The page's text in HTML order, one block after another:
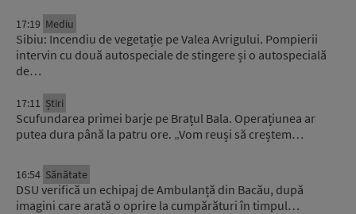
17:19 Mediu
Sibiu: Incendiu de vegetație pe Valea Avrigului. Pompierii
intervin cu două autospeciale de stingere și o autospecială
de…
17:11 Știri
Scufundarea primei barje pe Brațul Bala. Operațiunea ar
putea dura până la patru ore. „Vom reuși să creștem…
16:54 Sănătate
DSU verifică un echipaj de Ambulanță din Bacău, după
imagini care arată o oprire la cumpărături în timpul…